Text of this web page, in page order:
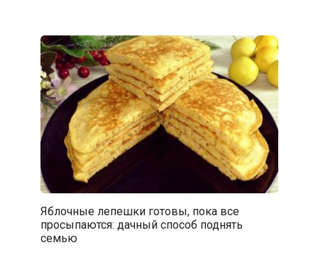
Яблочные лепешки готовы, пока все
просыпаются: дачный способ поднять
семью